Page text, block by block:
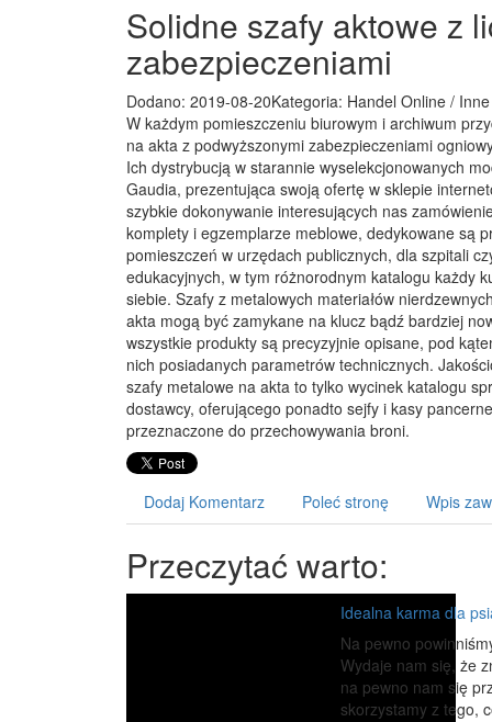
Solidne szafy aktowe z
zabezpieczeniami
Dodano: 2019-08-20Kategoria: Handel Online /
W każdym pomieszczeniu biurowym i archiwum
na akta z podwyższonymi zabezpieczeniami
Ich dystrybucją w starannie wyselekcjonowanych
Gaudia, prezentująca swoją ofertę w sklepie
szybkie dokonywanie interesujących nas
komplety i egzemplarze meblowe, dedykowane są
pomieszczeń w urzędach publicznych, dla szpitali
edukacyjnych, w tym różnorodnym katalogu każdy
siebie. Szafy z metalowych materiałów
akta mogą być zamykane na klucz bądź bardziej
wszystkie produkty są precyzyjnie opisane, pod
nich posiadanych parametrów technicznych.
szafy metalowe na akta to tylko wycinek katalogu
dostawcy, oferującego ponadto sejfy i kasy
przeznaczone do przechowywania broni.
Dodaj Komentarz Poleć stronę Wpis
Przeczytać warto:
Idealna karma dla
Na pewno
Wydaje nam się, że
na pewno nam się
skorzystamy z tego,